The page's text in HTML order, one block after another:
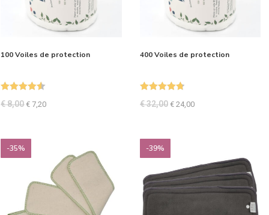
100 Voiles de protection
€8,00 € 7,20
400 Voiles de protection
€32,00 €24,00
-35% -39%